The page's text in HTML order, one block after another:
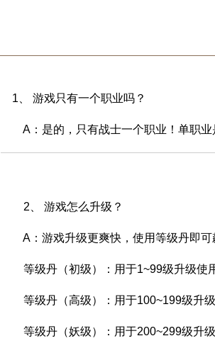
1、 游戏只有一个职业吗？
A：是的，只有战士一个职业！单职业
2、 游戏怎么升级？
A：游戏升级更爽快，使用等级丹即可
等级丹（初级）：用于1~99级升级使
等级丹（高级）：用于100~199级升级
等级丹（妖级）：用于200~299级升级